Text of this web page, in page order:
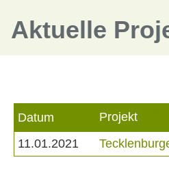
Aktuelle
Datum
Projekt
11.01.2021